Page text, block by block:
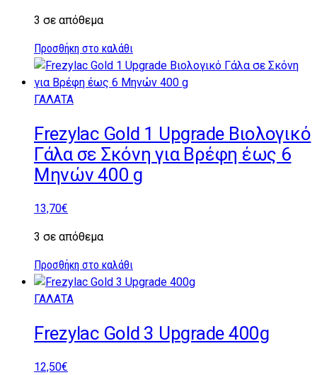
3 σε απόθεμα
Προσθήκη στο καλάθι
ΓΑΛΑΤΑ
Frezylac Gold 1 Upgrade Βιολογικό
Γάλα σε Σκόνη για Βρέφη έως 6
Μηνών 400 g
13,70€
3 σε απόθεμα
Προσθήκη στο καλάθι
ΓΑΛΑΤΑ
Frezylac Gold 3 Upgrade 400g
12,50€